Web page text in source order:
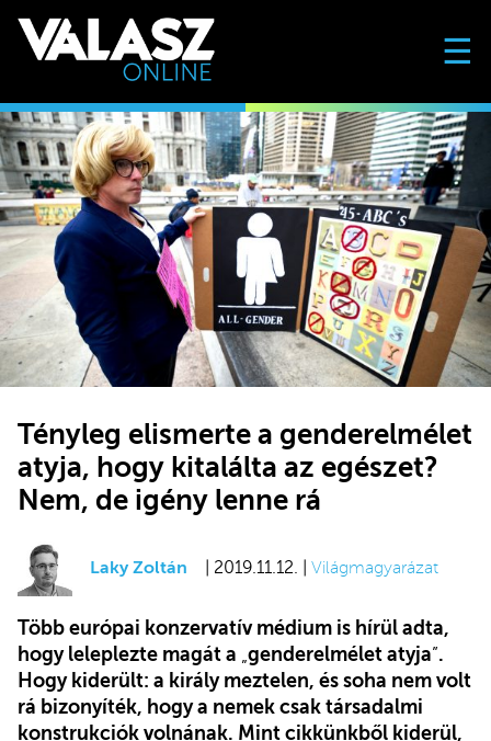
☰
Tényleg elismerte a genderelmélet
atyja, hogy kitalálta az egészet?
Nem, de igény lenne rá
Laky Zoltán | 2019.11.12. | Világmagyarázat
Több európai konzervatív médium is hírül adta,
hogy leleplezte magát a „genderelmélet atyja”.
Hogy kiderült: a király meztelen, és soha nem volt
rá bizonyíték, hogy a nemek csak társadalmi
konstrukciók volnának. Mint cikkünkből kiderül,